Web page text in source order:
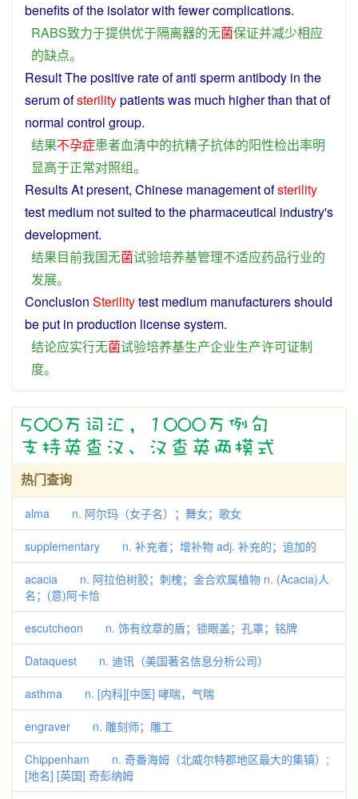
benefitsofthe isolatorwith fewercomplications.
RABS致力于提供优于隔离器的无菌保证并减少相应
的缺点。
ResultThepositive rateofanti spermantibody in the
serumofsterilitypatientswas much higher than that of
normal control group.
结果不孕症患者血清中的抗精子抗体的阳性检出率明
显高于正常对照组。
ResultsAtpresent, Chinese managementofsterility
test medium notsuited to thepharmaceutical industry's
development.
结果目前我国无菌试验培养基管理不适应药品行业的
发展。
Conclusion Sterilitytest medium manufacturers should
beput in production licensesystem.
结论应实行无菌试验培养基生产企业生产许可证制
度。
热门查询
alma n. 阿尔玛（女子名）；舞女；歌女
supplementary n. 补充者；增补物 adj. 补充的；追加的
acacia n. 阿拉伯树胶；刺槐；金合欢属植物 n. (Acacia)人
名；(意)阿卡恰
escutcheon n. 饰有纹章的盾；锁眼盖；孔罩；铭牌
Dataquest n. 迪讯（美国著名信息分析公司）
asthma n. [内科][中医] 哮喘，气喘
engraver n. 雕刻师；雕工
Chippenham n. 奇番海姆（北威尔特郡地区最大的集镇）;
[地名] [英国] 奇彭纳姆